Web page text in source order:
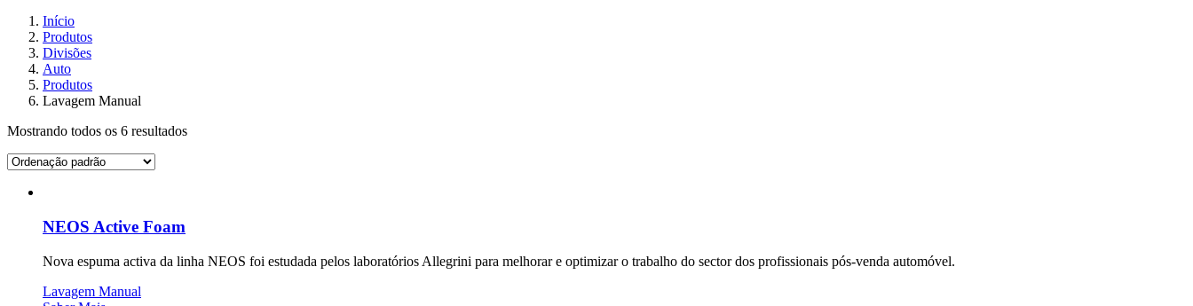
Início
Produtos
Divisões
Auto
Produtos
Lavagem Manual
Mostrando todos os 6 resultados
NEOS Active Foam
Nova espuma activa da linha NEOS foi estudada pelos laboratórios Allegrini para melhorar e optimizar o trabalho do sector dos profissionais pós-venda automóvel.
Lavagem Manual